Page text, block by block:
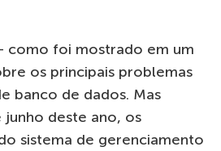
como foi mostrado em um
os principais problemas
banco de dados. Mas
deste ano, os
sistema de gerenciamento